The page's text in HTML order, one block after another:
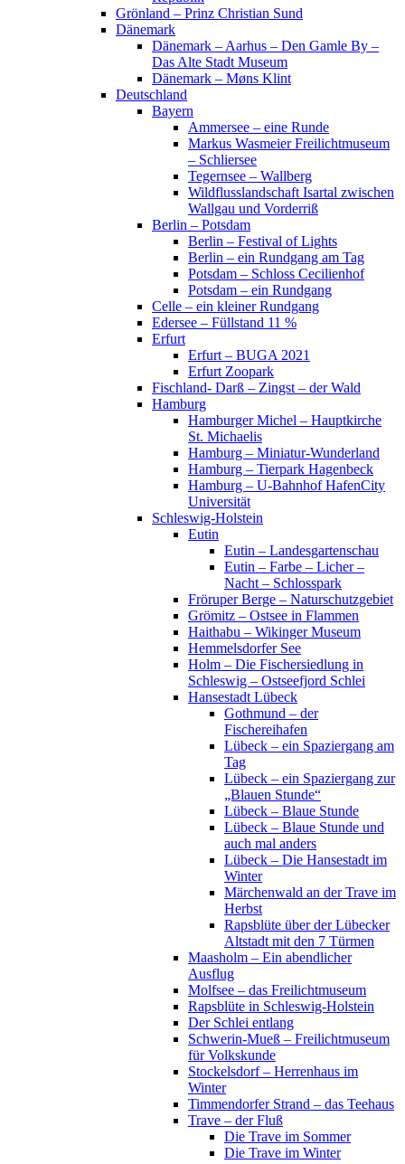
Grönland – Prinz Christian Sund
Dänemark
Dänemark – Aarhus – Den Gamle By –
Das Alte Stadt Museum
Dänemark – Møns Klint
Deutschland
Bayern
Ammersee – eine Runde
Markus Wasmeier Freilichtmuseum
– Schliersee
Tegernsee – Wallberg
Wildflusslandschaft Isartal zwischen
Wallgau und Vorderriß
Berlin – Potsdam
Berlin – Festival of Lights
Berlin – ein Rundgang am Tag
Potsdam – Schloss Cecilienhof
Potsdam – ein Rundgang
Celle – ein kleiner Rundgang
Edersee – Füllstand 11 %
Erfurt
Erfurt – BUGA 2021
Erfurt Zoopark
Fischland- Darß – Zingst – der Wald
Hamburg
Hamburger Michel – Hauptkirche
St. Michaelis
Hamburg – Miniatur-Wunderland
Hamburg – Tierpark Hagenbeck
Hamburg – U-Bahnhof HafenCity
Universität
Schleswig-Holstein
Eutin
Eutin – Landesgartenschau
Eutin – Farbe – Licher –
Nacht – Schlosspark
Fröruper Berge – Naturschutzgebiet
Grömitz – Ostsee in Flammen
Haithabu – Wikinger Museum
Hemmelsdorfer See
Holm – Die Fischersiedlung in
Schleswig – Ostseefjord Schlei
Hansestadt Lübeck
Gothmund – der
Fischereihafen
Lübeck – ein Spaziergang am
Tag
Lübeck – ein Spaziergang zur
„Blauen Stunde“
Lübeck – Blaue Stunde
Lübeck – Blaue Stunde und
auch mal anders
Lübeck – Die Hansestadt im
Winter
Märchenwald an der Trave im
Herbst
Rapsblüte über der Lübecker
Altstadt mit den 7 Türmen
Maasholm – Ein abendlicher
Ausflug
Molfsee – das Freilichtmuseum
Rapsblüte in Schleswig-Holstein
Der Schlei entlang
Schwerin-Mueß – Freilichtmuseum
für Volkskunde
Stockelsdorf – Herrenhaus im
Winter
Timmendorfer Strand – das Teehaus
Trave – der Fluß
Die Trave im Sommer
Die Trave im Winter